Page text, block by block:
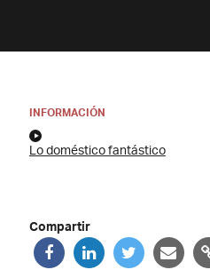
INFORMACIÓN
Lo doméstico fantástico
Compartir